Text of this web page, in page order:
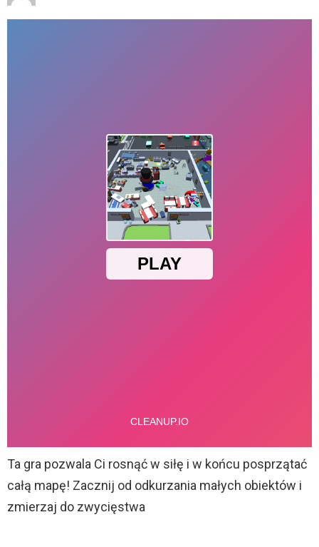
Ta gra pozwala Ci rosnąć w siłę i w końcu posprzątać
całą mapę! Zacznij od odkurzania małych obiektów i
zmierzaj do zwycięstwa